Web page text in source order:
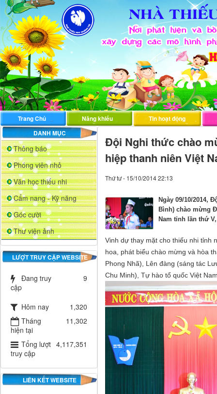
Trang Chủ Năng khiếu
Tin hoạt động
DANH MỤC
Thông báo
Phóng viên nhỏ
Văn học thiếu nhi
Cẩm nang - Kỹ năng
Góc cười
Thư viện ảnh
LƯỢT TRUY CẬP WEBSITE
Đang truy
cập
9
Hôm nay
1,320
Tháng
hiện tại
11,302
Tổng lượt
truy cập
4,117,351
LIÊN KẾT WEBSITE
Đội Nghi thức chào
hiệp thanh niên Việt
Thứ tư - 15/10/2014 22:13
Ngày 09/10/2014,
Bình) chào mừng
Nam tỉnh lần thứ
Vinh dự thay mặt cho thiếu nhi tỉnh
hoa, phát biểu chào mừng và hòa
Phong Nhã), Lên đàng (sáng tác
Chu Minh), Tự hào tổ quốc Việt